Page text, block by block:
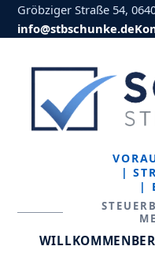
Gröbziger Straße 54,
info@stbschunke.de
|
|
WILLKOMMEN